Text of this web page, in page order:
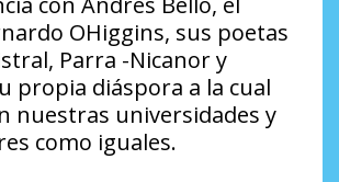
OHiggins, sus poetas
Parra -Nicanor y
propia diáspora a la cual
nuestras universidades y
como iguales.